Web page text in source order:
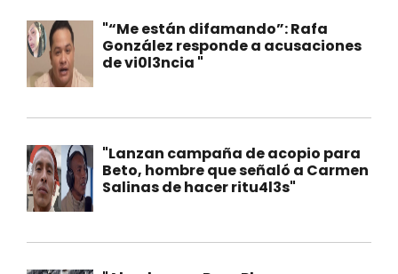
"“Me están difamando”: Rafa
González responde a acusaciones
de vi0l3ncia "
"Lanzan campaña de acopio para
Beto, hombre que señaló a Carmen
Salinas de hacer ritu4l3s"